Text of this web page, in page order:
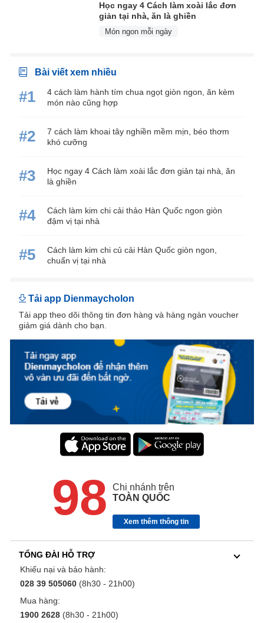
Học ngay 4 Cách làm xoài lắc đơn
giản tại nhà, ăn là ghiền
Món ngon mỗi ngày
Bài viết xem nhiều
#1
4 cách làm hành tím chua ngọt giòn ngon, ăn kèm
món nào cũng hợp
#2
7 cách làm khoai tây nghiền mềm mịn, béo thơm
khó cưỡng
#3
Học ngay 4 Cách làm xoài lắc đơn giản tại nhà, ăn
là ghiền
#4
Cách làm kim chi cải thảo Hàn Quốc ngon giòn
đậm vị tại nhà
#5
Cách làm kim chi củ cải Hàn Quốc giòn ngon,
chuẩn vị tại nhà
Tải app Dienmaycholon
Tải app theo dõi thông tin đơn hàng và hàng ngàn voucher
giảm giá dành cho bạn.
98
Chi nhánh trên
TOÀN QUỐC
Xem thêm thông tin
TỔNG ĐÀI HỖ TRỢ
Khiếu nại và bảo hành:
028 39 505060 (8h30 - 21h00)
Mua hàng:
1900 2628 (8h30 - 21h00)